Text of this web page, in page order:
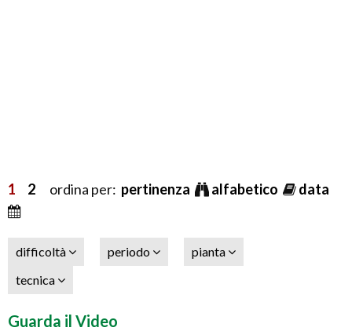
1 2 ordina per: pertinenza alfabetico data
difficoltà periodo
pianta
tecnica
Guarda il Video